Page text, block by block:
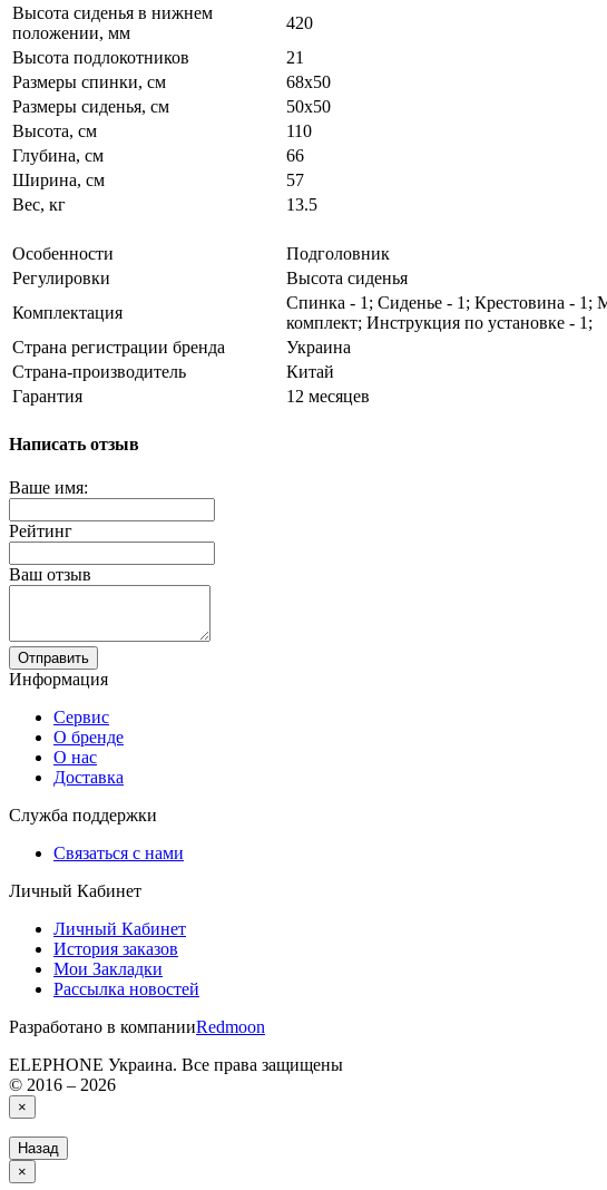
Высота сиденья в нижнем
положении, мм
420
Высота подлокотников
21
Размеры спинки, см
68х50
Размеры сиденья, см
50х50
Высота, см
110
Глубина, см
66
Ширина, см
57
Вес, кг
13.5
Особенности
Подголовник
Регулировки
Высота сиденья
Комплектация
Спинка - 1; Сиденье - 1; Крестовина - 1;
комплект; Инструкция по установке - 1;
Страна регистрации бренда
Украина
Страна-производитель
Китай
Гарантия
12 месяцев
Написать отзыв
Ваше имя:
Рейтинг
Ваш отзыв
Отправить
Информация
Сервис
О бренде
О нас
Доставка
Служба поддержки
Связаться с нами
Личный Кабинет
Личный Кабинет
История заказов
Мои Закладки
Рассылка новостей
Разработано в компанииRedmoon
ELEPHONE Украина. Все права защищены
© 2016 – 2026
×
Назад
×